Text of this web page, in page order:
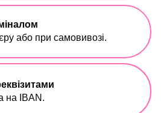
або при самовивозі.
на IBAN.